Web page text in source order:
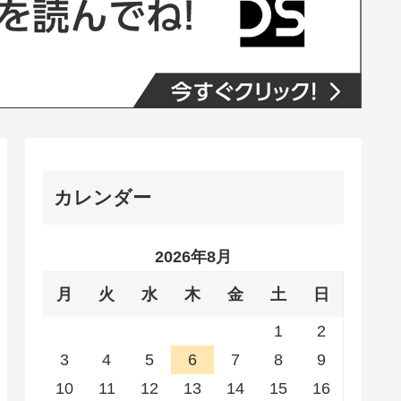
カレンダー
2026年8月
月 火 水 木 金 土 日
1
2
3
4 5 6 7 8
9
10
11 12 13 14 15 16